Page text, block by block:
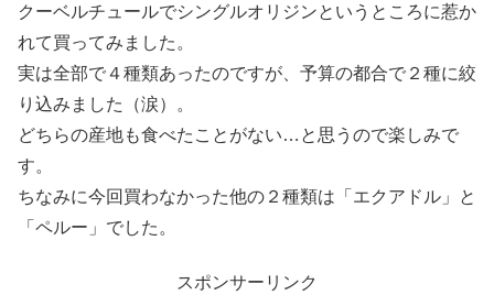
クーベルチュールでシングルオリジンというところに惹か
れて買ってみました。
実は全部で４種類あったのですが、予算の都合で２種に絞
り込みました（涙）。
どちらの産地も食べたことがない…と思うので楽しみで
す。
ちなみに今回買わなかった他の２種類は「エクアドル」と
「ペルー」でした。
スポンサーリンク